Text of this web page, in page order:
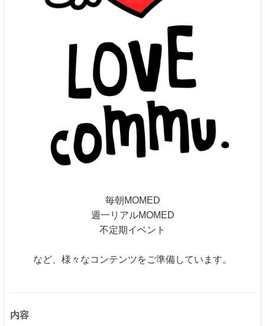
毎朝MOMED
週一リアルMOMED
不定期イベント
など、様々なコンテンツをご準備しています。
内容